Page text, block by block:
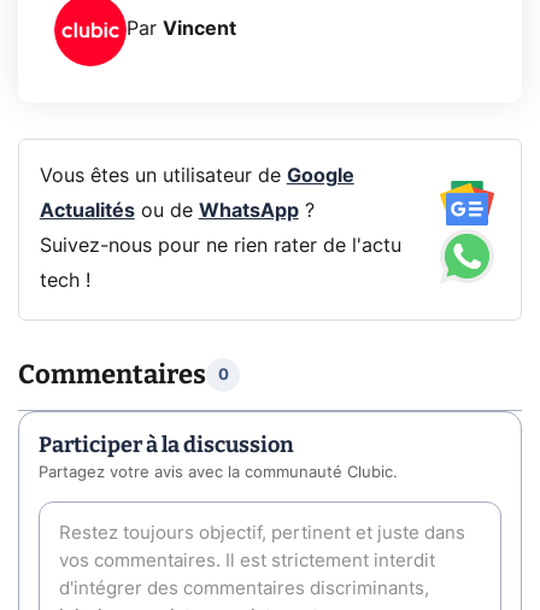
Par Vincent
Vous êtes un utilisateur de Google
Actualitésou de WhatsApp?
Suivez-nous pour ne rien rater de l'actu
tech !
Commentaires 0
Participer à la discussion
Partagez votre avis avec la communauté Clubic.